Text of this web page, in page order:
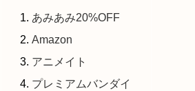
あみあみ20%OFF
Amazon
アニメイト
プレミアムバンダイ